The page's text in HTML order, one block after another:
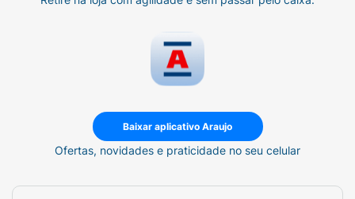
Baixar aplicativo Araujo
Ofertas, novidades e praticidade no seu celular